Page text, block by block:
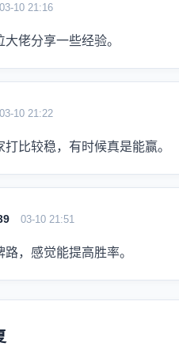
03-10 21:16
佬分享一些经验。
03-10 21:22
比较稳，有时候真是能赢。
03-10 21:51
，感觉能提高胜率。